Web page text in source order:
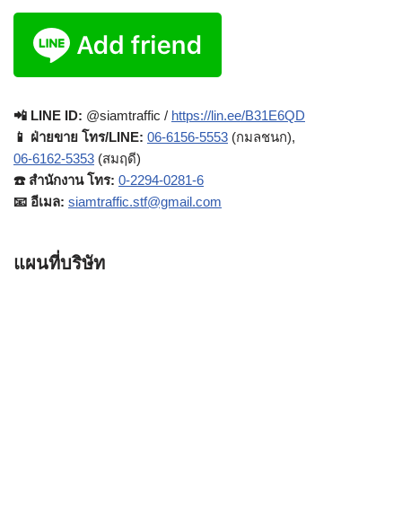
📲 LINE ID: @siamtraffic / https://lin.ee/B31E6QD
📱 ฝ่ายขาย โทร/LINE: 06-6156-5553 (กมลชนก),
06-6162-5353 (สมฤดี)
☎️ สำนักงาน โทร: 0-2294-0281-6
📧 อีเมล: siamtraffic.stf@gmail.com
แผนที่บริษัท